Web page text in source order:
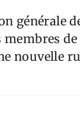
générale
de
nouvelle